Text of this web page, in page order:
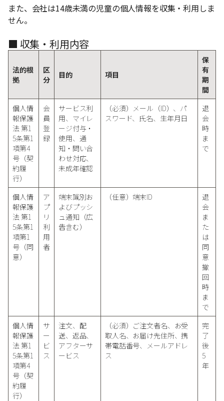
また、会社は14歳未満の児童の個人情報を収集・利用しま
せん。
■ 収集・利用内容
法的根
拠
区
分
目的 項目
保
有
期
間
個人情
報保護
法 第1
5条第1
項第4
号（契
約履
行）
会
員
登
録
サービス利
用、マイレ
ージ付与・
使用、通
知・問い合
わせ対応、
未成年確認
（必須）メール（ID）、パ
スワード、氏名、生年月日
退
会
時
ま
で
個人情
報保護
法 第1
5条第1
項第1
号（同
意）
ア
プ
リ
利
用
者
端末識別お
よびプッシ
ュ通知（広
告含む）
（任意）端末ID
退
会
ま
た
は
同
意
撤
回
時
ま
で
個人情
報保護
法 第1
5条第1
項第4
号（契
約履
行）
サ
ー
ビ
ス
注文、配
送、返品、
アフターサ
ービス
（必須）ご注文者名、お受
取人名、お届け先住所、携
帯電話番号、メールアドレ
ス
完
了
後
5
年